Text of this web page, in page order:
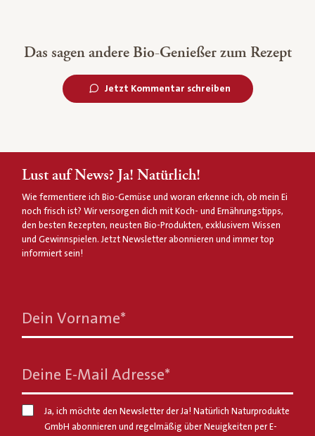
Das sagen andere Bio-Genießer zum Rezept
Jetzt Kommentar schreiben
Lust auf News? Ja! Natürlich!
Wie fermentiere ich Bio-Gemüse und woran erkenne ich, ob mein Ei
noch frisch ist? Wir versorgen dich mit Koch- und Ernährungstipps,
den besten Rezepten, neusten Bio-Produkten, exklusivem Wissen
und Gewinnspielen. Jetzt Newsletter abonnieren und immer top
informiert sein!
Dein Vorname*
Deine E-Mail Adresse*
Ja, ich möchte den Newsletter der Ja! Natürlich Naturprodukte
GmbH abonnieren und regelmäßig über Neuigkeiten per E-